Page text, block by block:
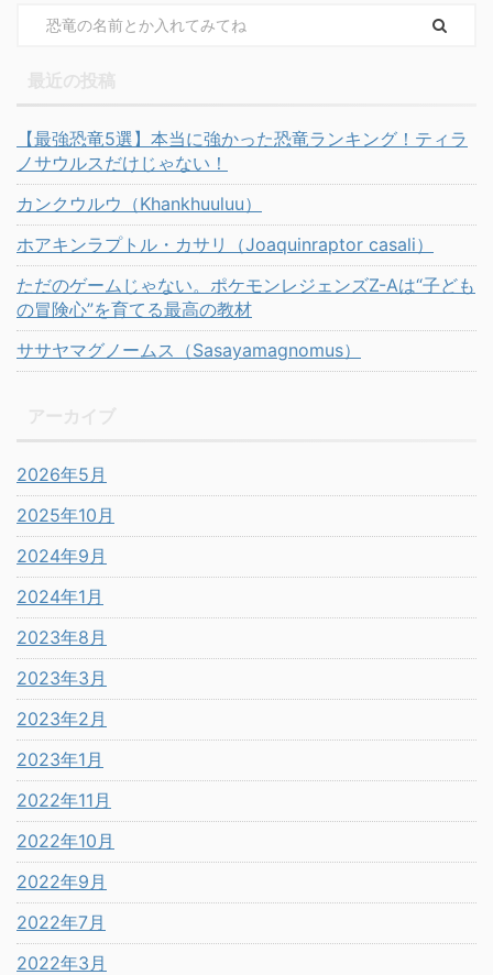
【最強恐竜5選】本当に強かった恐竜ランキング！ティラ
ノサウルスだけじゃない！
カンクウルウ（Khankhuuluu）
ホアキンラプトル・カサリ（Joaquinraptor casali）
ただのゲームじゃない。ポケモンレジェンズZ-Aは“子ども
の冒険心”を育てる最高の教材
ササヤマグノームス（Sasayamagnomus）
2026年5月
2025年10月
2024年9月
2024年1月
2023年8月
2023年3月
2023年2月
2023年1月
2022年11月
2022年10月
2022年9月
2022年7月
2022年3月